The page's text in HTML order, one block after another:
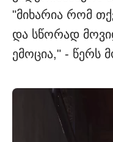
"მიხარია რომ
და სწორად
ემოცია," - წერს